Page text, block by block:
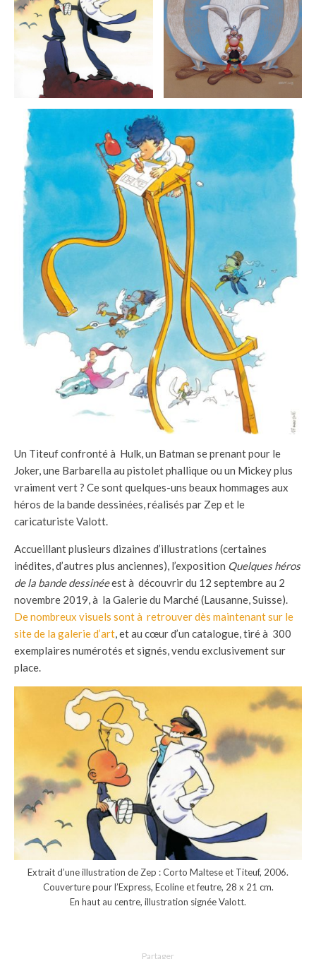
Un Titeuf confronté à Hulk, un Batman se prenant pour le
Joker, une Barbarella au pistolet phallique ou un Mickey plus
vraiment vert ? Ce sont quelques-uns beaux hommages aux
héros de la bande dessinées, réalisés par Zep et le
caricaturiste Valott.
Accueillant plusieurs dizaines d’illustrations (certaines
inédites, d’autres plus anciennes), l’exposition Quelques héros
de la bande dessinéeest à découvrir du 12 septembre au 2
novembre 2019, à la Galerie du Marché (Lausanne, Suisse).
De nombreux visuels sont à retrouver dès maintenant sur le
site de la galerie d’art, et au cœur d’un catalogue, tiré à 300
exemplaires numérotés et signés, vendu exclusivement sur
place.
Extrait d’une illustration de Zep : Corto Maltese et Titeuf, 2006.
Couverture pour l’Express, Ecoline et feutre, 28 x 21 cm.
En haut au centre, illustration signée Valott.
Partager